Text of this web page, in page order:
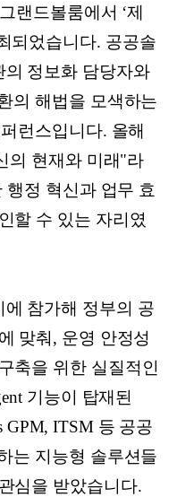
랜드볼룸에서 ‘제
되었습니다. 공공솔
정보화 담당자와
의 해법을 모색하는
런스입니다. 올해
의 현재와 미래"라
행정 혁신과 업무 효
할 수 있는 자리였
참가해 정부의 공
맞춰, 운영 안정성
축을 위한 실질적인
기능이 탑재된
GPM, ITSM 등 공공
는 지능형 솔루션들
심을 받았습니다.